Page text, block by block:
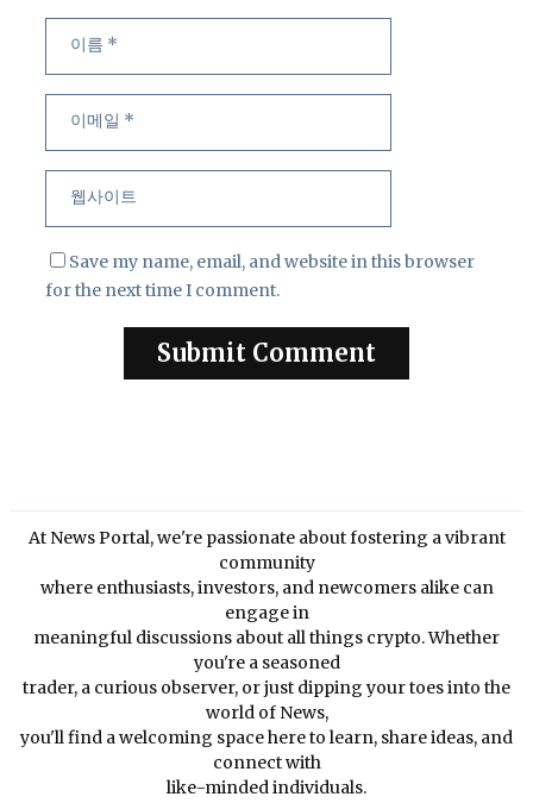
Save my name, email, and website in this browser
for the next time I comment.
At News Portal, we're passionate about fostering a vibrant
community
where enthusiasts, investors, and newcomers alike can
engage in
meaningful discussions about all things crypto. Whether
you're a seasoned
trader, a curious observer, or just dipping your toes into the
world of News,
you'll find a welcoming space here to learn, share ideas, and
connect with
like-minded individuals.